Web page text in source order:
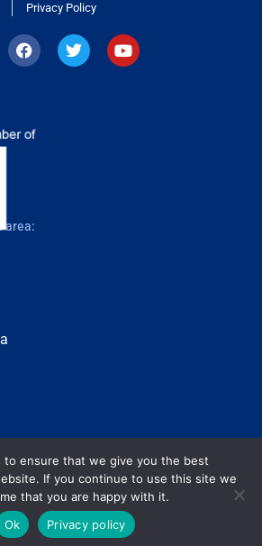
Privacy Policy
area:
& Jessen Pte Ltd. Semua hak cipta.
ไทย( Thai) Tiếng Việt
to ensure that we give you the best
If you continue to use this site we
that you are happy with it.
Ok
Privacy policy